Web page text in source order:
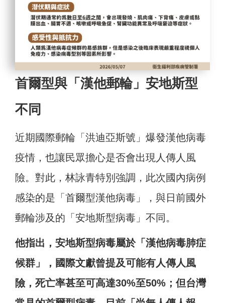
首爾型與「漢他郵輪」安地斯型
不同
近期國際郵輪「洪迪亞斯號」爆發漢他病毒
疫情，也讓民眾擔心是否會出現人傳人風
險。對此，林詠青特別強調，此次國內病例
感染的是「首爾型漢他病毒」，與日前國外
郵輪涉及的「安地斯型病毒」不同。
他指出，安地斯型病毒屬於「漢他病毒肺症
候群」，國際文獻曾提及可能有人傳人風
險，死亡率甚至可高達30%至50%；但台灣